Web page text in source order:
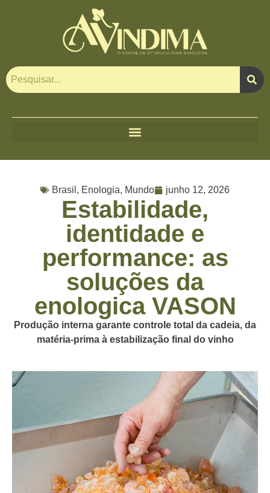
Brasil , Enologia, Mundo junho 12, 2026
Estabilidade,
identidade e
performance: as
soluções da
enologica VASON
Produção interna garante controle total da cadeia, da
matéria-prima à estabilização final do vinho